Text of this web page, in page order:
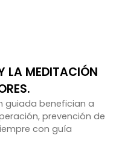
LA MEDITACIÓN
guiada benefician a
prevención de
con guía